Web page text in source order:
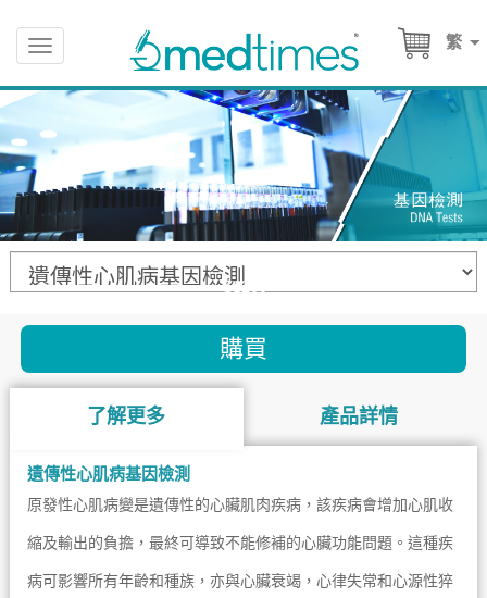
繁
Toggle
navigation
$1200
購買
了解更多 產品詳情
遺傳性心肌病基因檢測
原發性心肌病變是遺傳性的心臟肌肉疾病，該疾病會增加心肌收
縮及輸出的負擔，最終可導致不能修補的心臟功能問題。這種疾
病可影響所有年齡和種族，亦與心臟衰竭，心律失常和心源性猝